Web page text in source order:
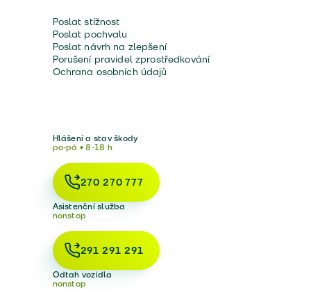
Poslat stížnost
Poslat pochvalu
Poslat návrh na zlepšení
Porušení pravidel zprostředkování
Ochrana osobních údajů
Hlášení a stav škody
po-pá • 8-18 h
270 270 777
Asistenční služba
nonstop
291 291 291
Odtah vozidla
nonstop